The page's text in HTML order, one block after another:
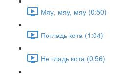
Мяу, мяу, мяу (0:50)
Погладь кота (1:04)
Не гладь кота (0:56)